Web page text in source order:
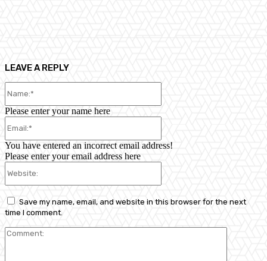
LEAVE A REPLY
Please enter your name here
You have entered an incorrect email address!
Please enter your email address here
Save my name, email, and website in this browser for the next
time I comment.